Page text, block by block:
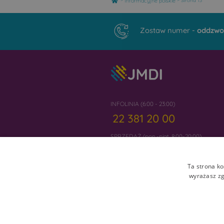
Zostaw numer -
INFOLINIA (6:00 - 23:00)
22 381 20 00
SPRZEDAŻ (pon.-piąt. 8:00-20:00)
Ceny, warunki i oferty mogą ulec zmianie i
Ta strona
wyrażasz